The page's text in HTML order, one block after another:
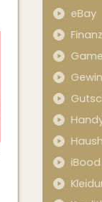
eBay
iBood